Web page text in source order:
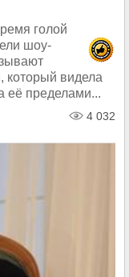
голой
шоу-
который видела
её пределами...
4 032